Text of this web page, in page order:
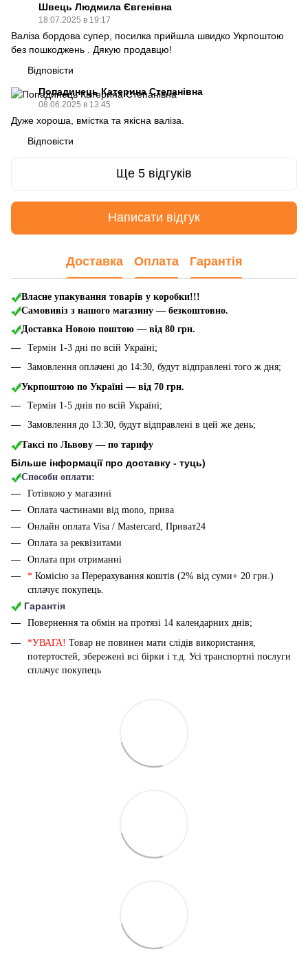
Швець Людмила Євгенівна
18.07.2025 в 19:17
Валіза бордова супер, посилка прийшла швидко Укрпоштою
без пошкоджень . Дякую продавцю!
Відповісти
Попадинець Катерина Степанівна
08.06.2025 в 13:45
Дуже хороша, вмістка та якісна валіза.
Відповісти
Ще 5 відгуків
Написати відгук
Доставка Оплата Гарантія
Власне упакування товарів у коробки!!!
Самовивіз з нашого магазину — безкоштовно.
Доставка Новою поштою — від 80 грн.
Термін 1-3 дні по всій Україні;
Замовлення оплачені до 14:30, будут відправлені того ж дня;
Укрпоштою по Україні — від 70 грн.
Термін 1-5 днів по всій Україні;
Замовлення до 13:30, будут відправлені в цей же день;
Таксі по Львову — по тарифу
Більше інформації про доставку - туць)
Способи оплати:
Готівкою у магазині
Оплата частинами від mono, прива
Онлайн оплата Visa / Mastercard, Приват24
Оплата за реквізитами
Оплата при отриманні
* Комісію за Перерахування коштів (2% від суми+ 20 грн.)
сплачує покупець.
Гарантія
Повернення та обмін на протязі 14 календарних днів;
*УВАГА! Товар не повинен мати слідів використання,
потертостей, збережені всі бірки і т.д. Усі транспортні послуги
сплачує покупець